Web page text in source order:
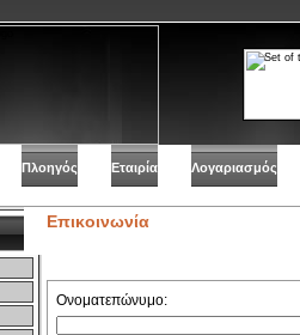
Πλοηγός Εταιρία
Λογαριασμός
Επικοινωνία
Ονοματεπώνυμο: